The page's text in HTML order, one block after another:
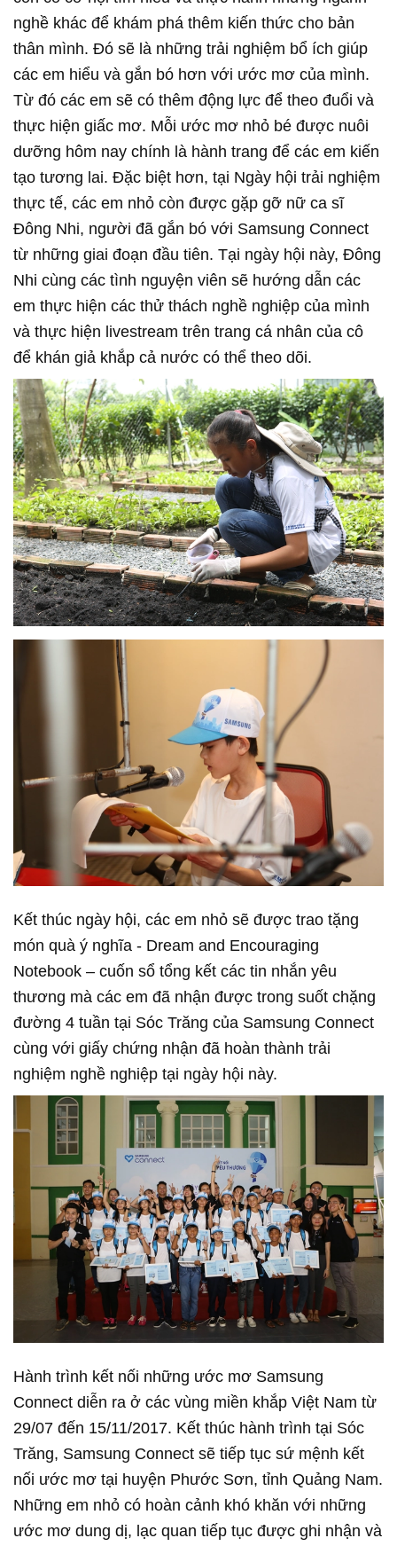
nghề khác để khám phá thêm kiến thức cho bản
thân mình. Đó sẽ là những trải nghiệm bổ ích giúp
các em hiểu và gắn bó hơn với ước mơ của mình.
Từ đó các em sẽ có thêm động lực để theo đuổi và
thực hiện giấc mơ. Mỗi ước mơ nhỏ bé được nuôi
dưỡng hôm nay chính là hành trang để các em kiến
tạo tương lai. Đặc biệt hơn, tại Ngày hội trải nghiệm
thực tế, các em nhỏ còn được gặp gỡ nữ ca sĩ
Đông Nhi, người đã gắn bó với Samsung Connect
từ những giai đoạn đầu tiên. Tại ngày hội này, Đông
Nhi cùng các tình nguyện viên sẽ hướng dẫn các
em thực hiện các thử thách nghề nghiệp của mình
và thực hiện livestream trên trang cá nhân của cô
để khán giả khắp cả nước có thể theo dõi.
Kết thúc ngày hội, các em nhỏ sẽ được trao tặng
món quà ý nghĩa - Dream and Encouraging
Notebook – cuốn sổ tổng kết các tin nhắn yêu
thương mà các em đã nhận được trong suốt chặng
đường 4 tuần tại Sóc Trăng của Samsung Connect
cùng với giấy chứng nhận đã hoàn thành trải
nghiệm nghề nghiệp tại ngày hội này.
Hành trình kết nối những ước mơ Samsung
Connect diễn ra ở các vùng miền khắp Việt Nam từ
29/07 đến 15/11/2017. Kết thúc hành trình tại Sóc
Trăng, Samsung Connect sẽ tiếp tục sứ mệnh kết
nối ước mơ tại huyện Phước Sơn, tỉnh Quảng Nam.
Những em nhỏ có hoàn cảnh khó khăn với những
ước mơ dung dị, lạc quan tiếp tục được ghi nhận và